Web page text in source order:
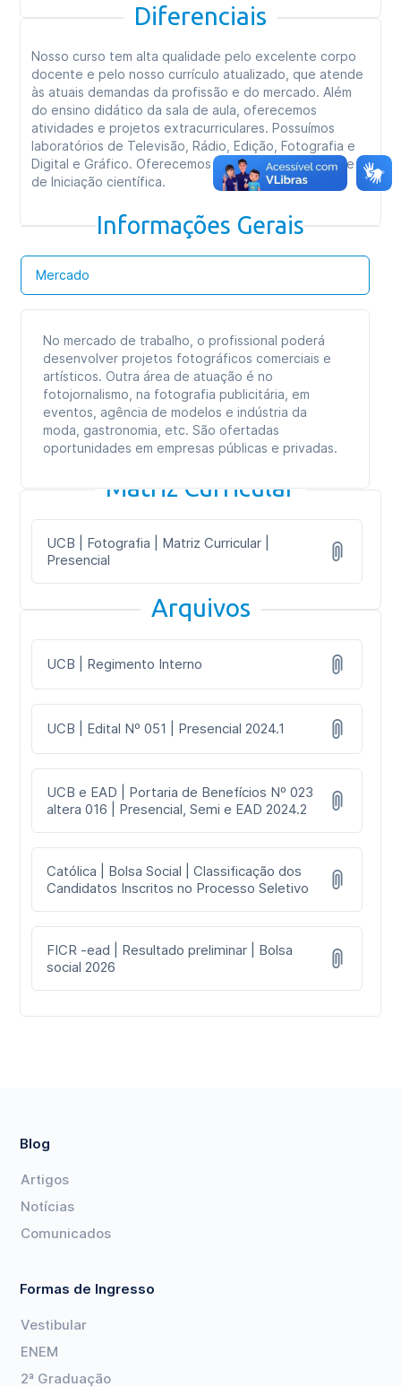
Diferenciais
Nosso curso tem alta qualidade pelo excelente corpo
docente e pelo nosso currículo atualizado, que atende
às atuais demandas da profissão e do mercado. Além
do ensino didático da sala de aula, oferecemos
atividades e projetos extracurriculares. Possuímos
laboratórios de Televisão, Rádio, Edição, Fotografia e
Digital e Gráfico. Oferecemos projetos de pesquisa e
de Iniciação científica.
Informações Gerais
Mercado
No mercado de trabalho, o profissional poderá
desenvolver projetos fotográficos comerciais e
artísticos. Outra área de atuação é no
fotojornalismo, na fotografia publicitária, em
eventos, agência de modelos e indústria da
moda, gastronomia, etc. São ofertadas
oportunidades em empresas públicas e privadas.
Matriz Curricular
UCB | Fotografia | Matriz Curricular |
Presencial
Arquivos
UCB | Regimento Interno
UCB | Edital Nº 051 | Presencial 2024.1
UCB e EAD | Portaria de Benefícios Nº 023
altera 016 | Presencial, Semi e EAD 2024.2
Católica | Bolsa Social | Classificação dos
Candidatos Inscritos no Processo Seletivo
FICR -ead | Resultado preliminar | Bolsa
social 2026
Blog
Artigos
Notícias
Comunicados
Formas de Ingresso
Vestibular
ENEM
2ª Graduação